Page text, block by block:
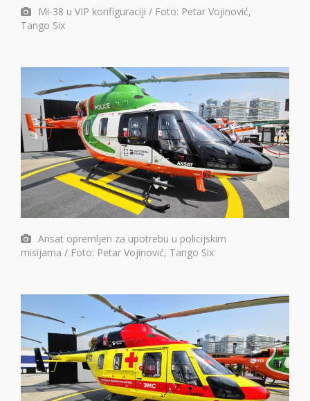
Mi-38 u VIP konfiguraciji / Foto: Petar Vojinović,
Tango Six
Ansat opremljen za upotrebu u policijskim
misijama / Foto: Petar Vojinović, Tango Six